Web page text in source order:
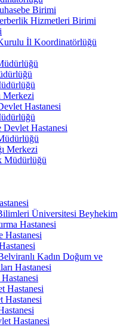
Birimi
Hizmetleri Birimi
İl Koordinatörlüğü
Merkezi
Hastanesi
Devlet Hastanesi
Merkezi
Müdürlüğü
Üniversitesi Beyhekim
Hastanesi
Hastanesi
Kadın Doğum ve
Hastanesi
Hastanesi
Hastanesi
Hastanesi